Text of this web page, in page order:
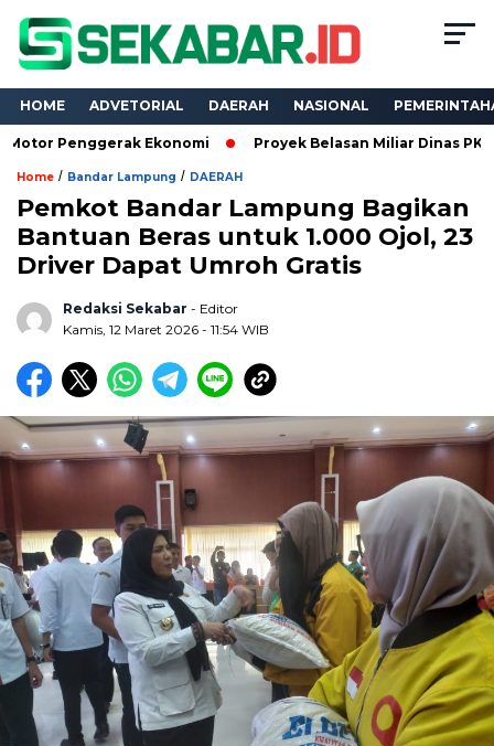
HOME ADVETORIAL DAERAH NASIONAL
Ekonomi Proyek Belasan Miliar Dinas PKPCK
Home / Bandar Lampung / DAERAH
Pemkot Bandar Lampung Bagikan
Bantuan Beras untuk 1.000 Ojol, 23
Driver Dapat Umroh Gratis
Redaksi Sekabar - Editor
Kamis, 12 Maret 2026 - 11:54 WIB